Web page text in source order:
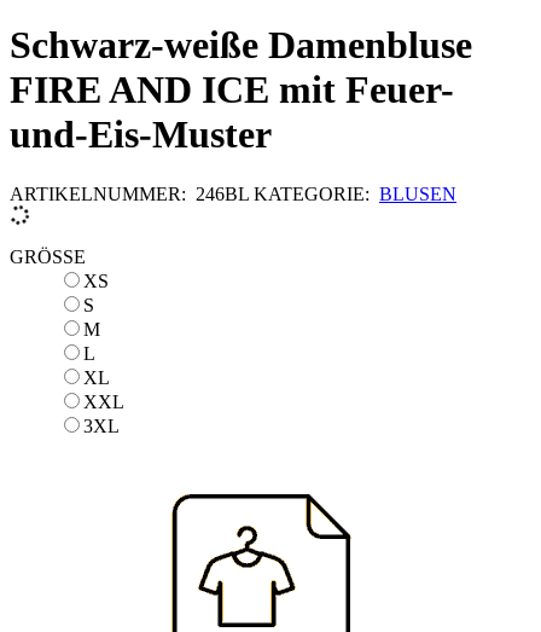
Schwarz-weiße Damenbluse
FIRE AND ICE mit Feuer-
und-Eis-Muster
ARTIKELNUMMER: 246BL KATEGORIE: BLUSEN
GRÖSSE
XS
S
MM
L
XL
XXL
3XL